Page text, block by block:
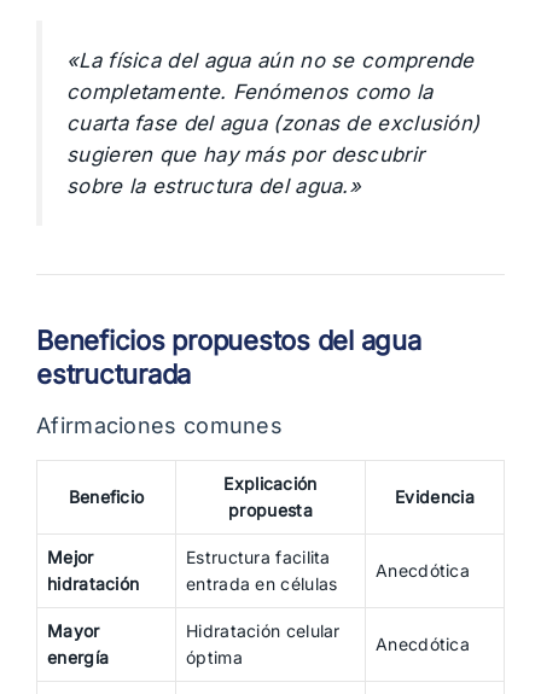
«La física del agua aún no se comprende
completamente. Fenómenos como la
cuarta fase del agua (zonas de exclusión)
sugieren que hay más por descubrir
sobre la estructura del agua.»
Beneficios propuestos del agua
estructurada
Afirmaciones comunes
Beneficio
Explicación
propuesta
Evidencia
Mejor
hidratación
Estructura facilita
entrada en células
Anecdótica
Mayor
energía
Hidratación celular
óptima
Anecdótica